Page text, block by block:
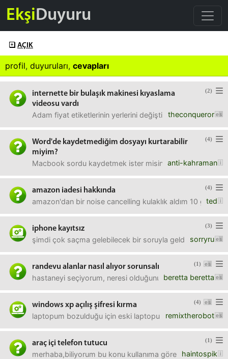
EkşiDuyuru
AÇIK
profil, duyuruları, cevapları
(2)
internette bir bulaşık makinesi kıyaslama
videosu vardı
theconqueror
Adam fiyat etiketlerinin yerlerini değiştiriyordu ama
(4)
Word'de kaydetmediğim dosyayı kurtarabilir
miyim?
anti-kahraman
Macbook sordu kaydetmek ister misin diye. ben de
(4)
amazon iadesi hakkında
ted
amazon'dan bir noise cancelling kulaklık aldım 10 gün
(3)
iphone kayıtsız
sorryru
şimdi çok saçma gelebilecek bir soruyla
(1)
randevu alanlar nasıl alıyor sorunsalı
beretta beretta
hastaneyi seçiyorum, neresi olduğunu seçiyorum, 10-15
(4)
windows xp açılış şifresi kırma
remixtherobot
laptopum bozulduğu için eski laptopumu kullanmak
(1)
araç içi telefon tutucu
haintospik
merhaba,biliyorum bu konu kullanıma göre değişir ama